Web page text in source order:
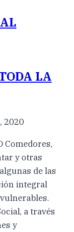
LA
2020
Comedores,
y otras
de las
integral
a través
y